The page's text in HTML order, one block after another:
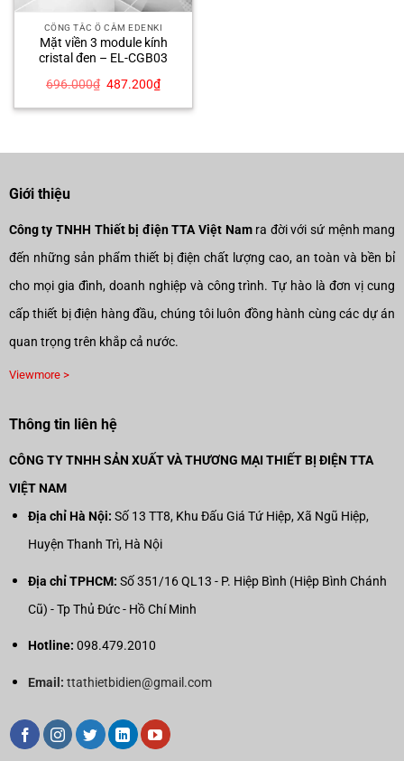
CÔNG TẮC Ổ CẮM EDENKI
Mặt viền 3 module kính
cristal đen – EL-CGB03
696.000₫ Giá
là:
487.200₫Giá
hiện
tại
Giới thiệu
Công ty TNHH Thiết bị điện TTA Việt Namra đời với sứ mệnh mang
đến những sản phẩm thiết bị điện chất lượng cao, an toàn và bền bỉ
cho mọi gia đình, doanh nghiệp và công trình. Tự hào là đơn vị cung
cấp thiết bị điện hàng đầu, chúng tôi luôn đồng hành cùng các dự án
quan trọng trên khắp cả nước.
Viewmore >
Thông tin liên hệ
CÔNG TY TNHH SẢN XUẤT VÀ THƯƠNG MẠI THIẾT BỊ ĐIỆN TTA
VIỆT NAM
Địa chỉ Hà Nội: Số 13 TT8, Khu Đấu Giá Tứ Hiệp, Xã Ngũ Hiệp,
Huyện Thanh Trì, Hà Nội
Địa chỉ TPHCM: Số 351/16 QL13 - P. Hiệp Bình (Hiệp Bình Chánh
Cũ) - Tp Thủ Đức - Hồ Chí Minh
Hotline: 098.479.2010
Email: ttathietbidien@gmail.com